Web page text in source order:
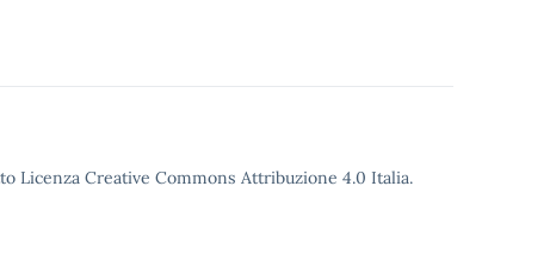
Licenza Creative Commons Attribuzione 4.0 Italia.